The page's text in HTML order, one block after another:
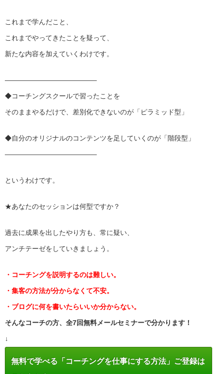
これまで学んだこと、
これまでやってきたことを疑って、
新たな内容を加えていくわけです。
—————————————–
◆コーチングスクールで習ったことを
そのままやるだけで、差別化できないのが「ピラミッド型」
◆自分のオリジナルのコンテンツを足していくのが「階段型」
—————————————–
というわけです。
★あなたのセッションは何型ですか？
過去に成果を出したやり方も、常に疑い、
アンチテーゼをしていきましょう。
・コーチングを説明するのは難しい。
・集客の方法が分からなくて不安。
・ブログに何を書いたらいいか分からない。
そんなコーチの方、全7回無料メールセミナーで分かります！
↓
無料で学べる「コーチングを仕事にする方法」ご登録は